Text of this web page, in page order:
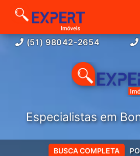
(51) 98042-2654
Especialistas em
BUSCA COMPLETA